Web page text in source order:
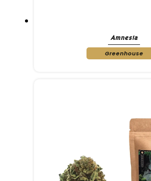
Amnesia
Greenhouse